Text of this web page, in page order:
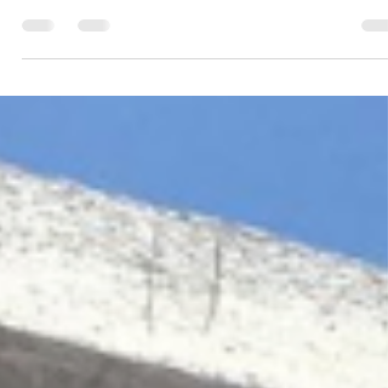
Cuando pienso en la evolución de la
destacar el papel fundamental que juegan las
fachadas GRC. En Ecuador, esta tecnología
¡Sigue leyendo! ¿Qué son las soluciones
fachadas GRC y por qué importan? Las
GRC (Glassfiber Reinforced Concrete) son
paneles prefabricados de hormigón reforzado
con fibra de vidrio. Esto les da una resistencia y